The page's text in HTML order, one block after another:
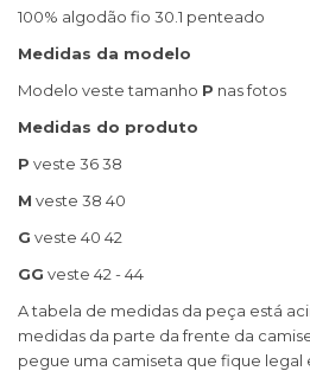
100% algodão fio 30.1 penteado
Medidas da modelo
Modelo veste tamanho P nas fotos
Medidas do produto
P veste 36 38
M veste 38 40
G veste 40 42
GG veste 42 - 44
A tabela de medidas da peça está
medidas da parte da frente da
pegue uma camiseta que fique legal